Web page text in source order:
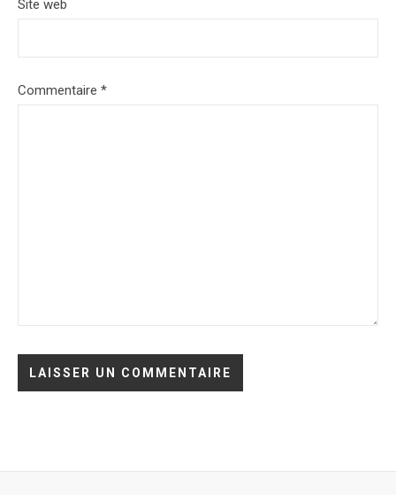
Site web
Commentaire *